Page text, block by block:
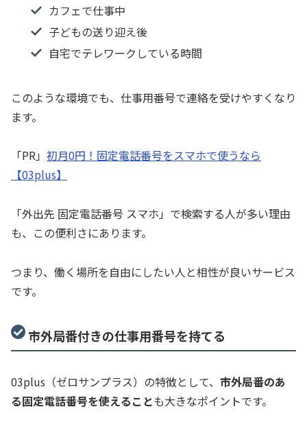
カフェで仕事中
子どもの送り迎え後
自宅でテレワークしている時間
このような環境でも、仕事用番号で連絡を受けやすくなり
ます。
「PR」 初月0円！固定電話番号をスマホで使うなら
【03plus】
「外出先 固定電話番号 スマホ」で検索する人が多い理由
も、この便利さにあります。
つまり、働く場所を自由にしたい人と相性が良いサービス
です。
市外局番付きの仕事用番号を持てる
03plus（ゼロサンプラス）の特徴として、 市外局番のあ
る固定電話番号を使えることも大きなポイントです。